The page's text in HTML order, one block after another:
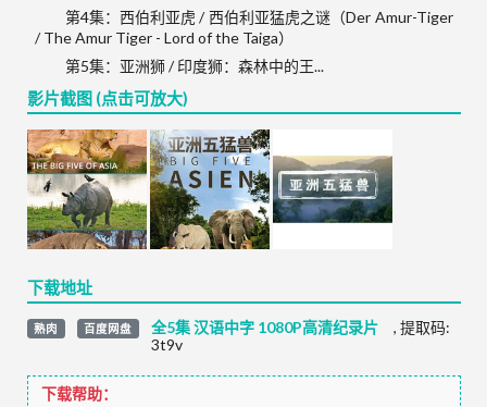
第4集：西伯利亚虎 / 西伯利亚猛虎之谜（Der Amur-Tiger
/ The Amur Tiger - Lord of the Taiga）
第5集：亚洲狮 / 印度狮：森林中的王...
影片截图 (点击可放大)
下载地址
熟肉 百度网盘 全5集 汉语中字 1080P高清纪录片 , 提取码:
3t9v
下载帮助：